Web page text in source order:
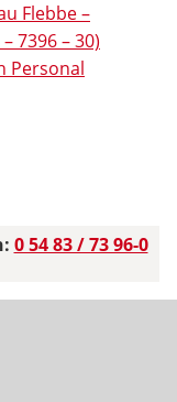
Flebbe –
7396 – 30)
Personal
0 54 83 / 73 96-0